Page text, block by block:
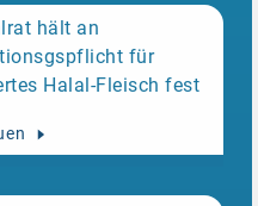
hält an
für
Halal-Fleisch fest